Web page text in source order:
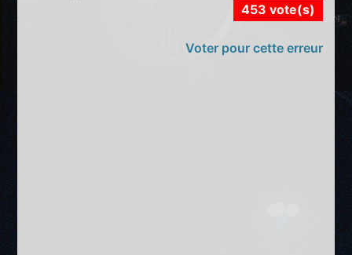
453 vote(s)
Voter pour cette erreur